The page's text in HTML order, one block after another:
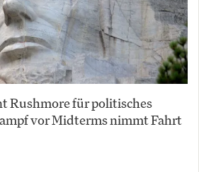
Rushmore für politisches
vor Midterms nimmt Fahrt